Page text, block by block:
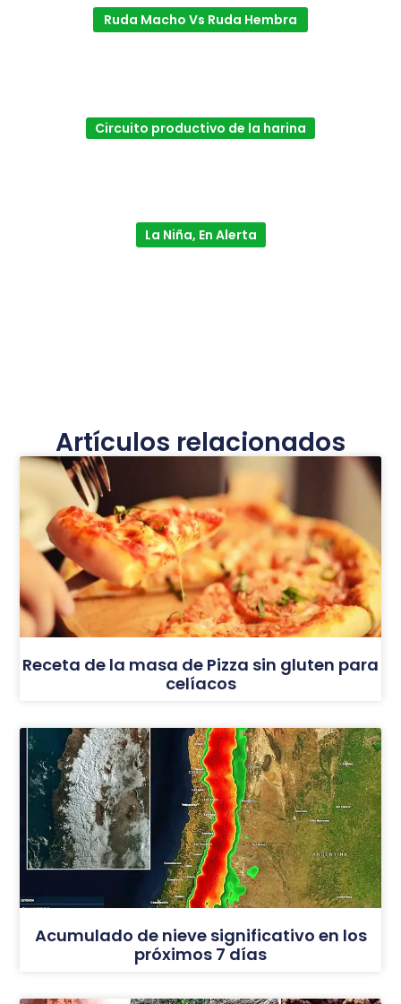
Ruda Macho Vs Ruda Hembra
Circuito productivo de la harina
La Niña, En Alerta
Artículos relacionados
Receta de la masa de Pizza sin gluten para
celíacos
Acumulado de nieve significativo en los
próximos 7 días